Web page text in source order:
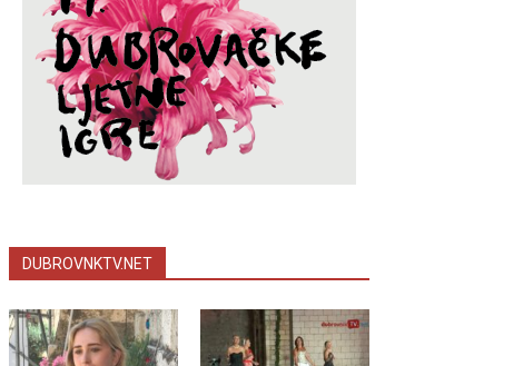
DUBROVNKTV.NET